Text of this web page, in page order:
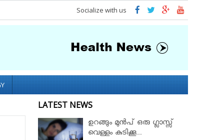
Socialize with us
LATEST NEWS
ഉറങ്ങും മുന്‍പ് ഒരു ഗ്ലാസ്സ്
വെള്ളം കുടിക്കൂ...